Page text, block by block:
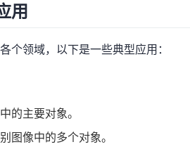
用
个领域，以下是一些典型应用：
的主要对象。
图像中的多个对象。